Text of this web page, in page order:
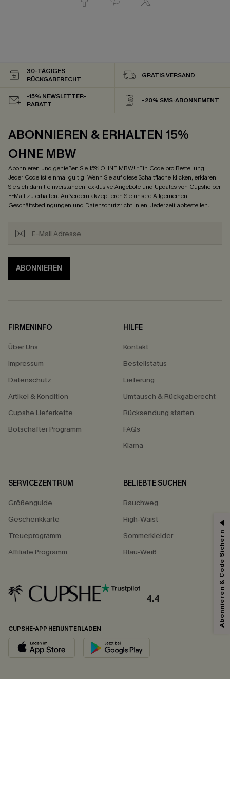
30-TÄGIGES
RÜCKGABERECHT
GRATIS VERSAND
-15% NEWSLETTER-
RABATT
-20% SMS-ABONNEMENT
ABONNIEREN & ERHALTEN 15%
OHNE MBW
Abonnieren und genießen Sie 15% OHNE MBW! *Ein Code pro Bestellung.
Jeder Code ist einmal gültig. Wenn Sie auf diese Schaltfläche klicken, erklären
Sie sich damit einverstanden, exklusive Angebote und Updates von Cupshe per
E-Mail zu erhalten. Außerdem akzeptieren Sie unsereAllgemeinen
Geschäftsbedingungen und Datenschutzrichtlinien. Jederzeit abbestellen.
ABONNIEREN
FIRMENINFO
Über Uns
Impressum
Datenschutz
Artikel & Kondition
Cupshe Lieferkette
Botschafter Programm
HILFE
Kontakt
Bestellstatus
Lieferung
Umtausch & Rückgaberecht
Rücksendung starten
FAQs
Klarna
SERVICEZENTRUM
Größenguide
Geschenkkarte
Treueprogramm
Affiliate Programm
BELIEBTE SUCHEN
Bauchweg
High-Waist
Sommerkleider
Blau-Weiß
4.4
CUPSHE-APP HERUNTERLADEN
Abonnieren & Code Sichern